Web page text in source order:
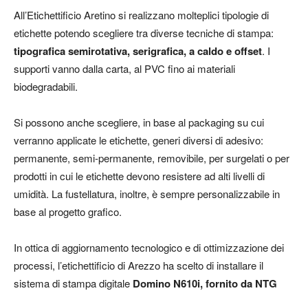
All’Etichettificio Aretino si realizzano molteplici tipologie di
etichette potendo scegliere tra diverse tecniche di stampa:
tipografica semirotativa, serigrafica, a caldo e offset. I
supporti vanno dalla carta, al PVC fino ai materiali
biodegradabili.
Si possono anche scegliere, in base al packaging su cui
verranno applicate le etichette, generi diversi di adesivo:
permanente, semi-permanente, removibile, per surgelati o per
prodotti in cui le etichette devono resistere ad alti livelli di
umidità. La fustellatura, inoltre, è sempre personalizzabile in
base al progetto grafico.
In ottica di aggiornamento tecnologico e di ottimizzazione dei
processi, l’etichettificio di Arezzo ha scelto di installare il
sistema di stampa digitale Domino N610i, fornito da NTG